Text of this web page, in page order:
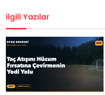
İlgili Yazılar